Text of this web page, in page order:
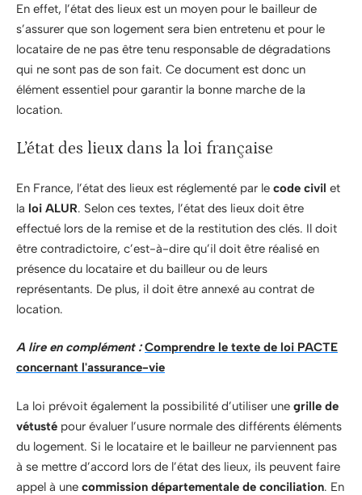
En effet, l’état des lieux est un moyen pour le bailleur de
s’assurer que son logement sera bien entretenu et pour le
locataire de ne pas être tenu responsable de dégradations
qui ne sont pas de son fait. Ce document est donc un
élément essentiel pour garantir la bonne marche de la
location.
L’état des lieux dans la loi française
En France, l’état des lieux est réglementé par le code civil et
la loi ALUR. Selon ces textes, l’état des lieux doit être
effectué lors de la remise et de la restitution des clés. Il doit
être contradictoire, c’est-à-dire qu’il doit être réalisé en
présence du locataire et du bailleur ou de leurs
représentants. De plus, il doit être annexé au contrat de
location.
A lire en complément : Comprendre le texte de loi PACTE
concernant l'assurance-vie
La loi prévoit également la possibilité d’utiliser une grille de
vétusté pour évaluer l’usure normale des différents éléments
du logement. Si le locataire et le bailleur ne parviennent pas
à se mettre d’accord lors de l’état des lieux, ils peuvent faire
appel à une commission départementale de conciliation. En